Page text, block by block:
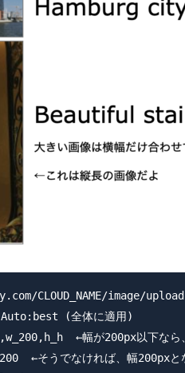
CLOUD_NAME/image/upload
(全体に適用)
←幅が200px以下なら
←そうでなければ、幅200pxと